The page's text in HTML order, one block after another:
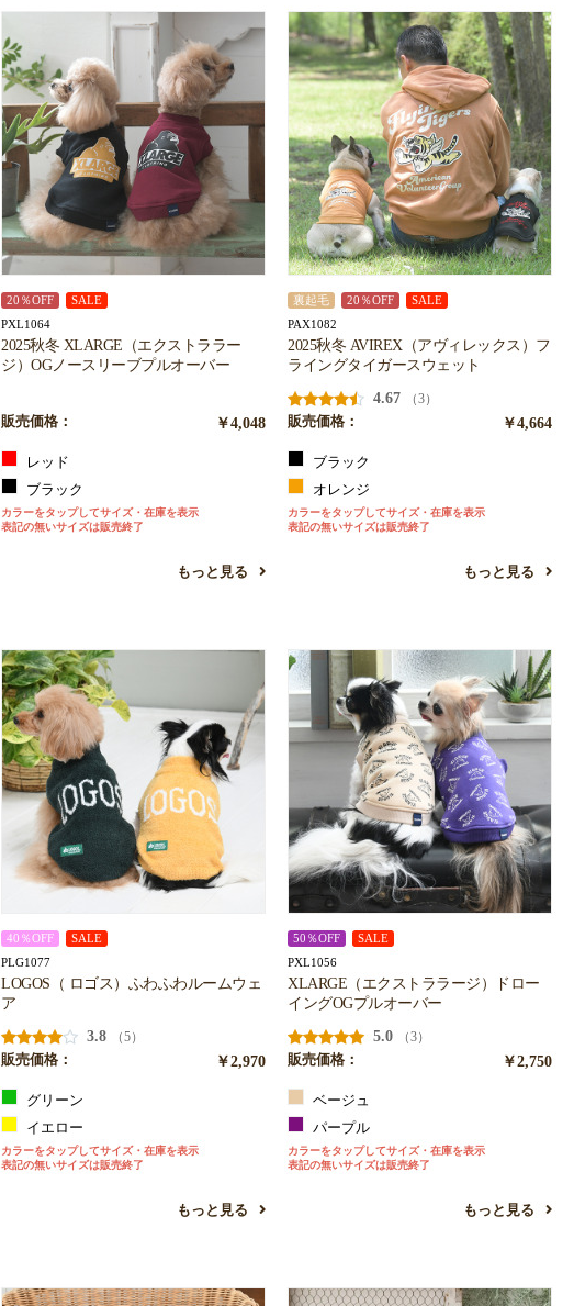
20％OFF SALE
PXL1064
2025秋冬 XLARGE（エクストララー
ジ）OGノースリーブプルオーバー
販売価格： ￥4,048
レッド
ブラック
カラーをタップしてサイズ・在庫を表示
表記の無いサイズは販売終了
もっと見る
裏起毛 20％OFF SALE
PAX1082
2025秋冬 AVIREX（アヴィレックス）フ
ライングタイガースウェット
4.67
（3）
販売価格：
￥4,664
ブラック
オレンジ
カラーをタップしてサイズ・在庫を表示
表記の無いサイズは販売終了
もっと見る
40％OFF SALE
PLG1077
LOGOS（ ロゴス）ふわふわルームウェ
ア
3.8
（5）
販売価格：
￥2,970
グリーン
イエロー
カラーをタップしてサイズ・在庫を表示
表記の無いサイズは販売終了
もっと見る
50％OFF SALE
PXL1056
XLARGE（エクストララージ）ドロー
イングOGプルオーバー
5.0
（3）
販売価格：
￥2,750
ベージュ
パープル
カラーをタップしてサイズ・在庫を表示
表記の無いサイズは販売終了
もっと見る